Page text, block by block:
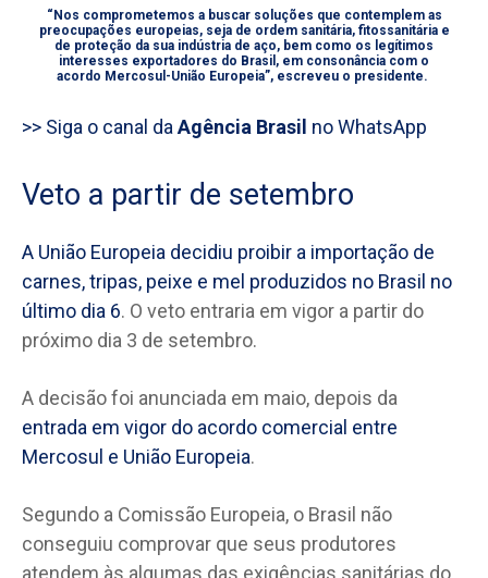
“Nos comprometemos a buscar soluções que contemplem as
preocupações europeias, seja de ordem sanitária, fitossanitária e
de proteção da sua indústria de aço, bem como os legítimos
interesses exportadores do Brasil, em consonância com o
acordo Mercosul-União Europeia”, escreveu o presidente.
>> Siga o canal da Agência Brasil no WhatsApp
Veto a partir de setembro
A União Europeia decidiu proibir a importação de
carnes, tripas, peixe e mel produzidos no Brasil no
último dia 6. O veto entraria em vigor a partir do
próximo dia 3 de setembro.
A decisão foi anunciada em maio, depois da
entrada em vigor do acordo comercial entre
Mercosul e União Europeia.
Segundo a Comissão Europeia, o Brasil não
conseguiu comprovar que seus produtores
atendem às algumas das exigências sanitárias do